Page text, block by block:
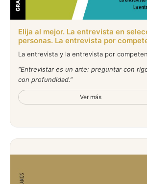
Elija al mejor. La entrevista en
personas. La entrevista por
La entrevista y la entrevista por
Entrevistar es un arte: preguntar con
con profundidad.
Ver más